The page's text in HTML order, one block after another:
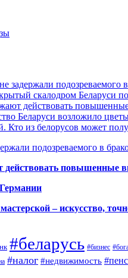
задержали подозреваемого
скалодром Беларуси
действовать
Беларуси возложило
Кто из белорусов может
подозреваемого в
действовать повышенные
– искусство,
#беларусь #бизнес
#налог #недвижимость